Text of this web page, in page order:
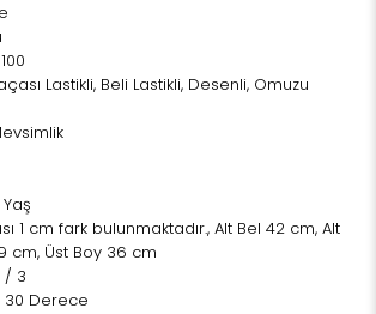
Lastikli, Beli Lastikli, Desenli, Omuzu
Yaş
1 cm fark bulunmaktadır., Alt Bel 42 cm, Alt
cm, Üst Boy 36 cm
/ 3
30 Derece